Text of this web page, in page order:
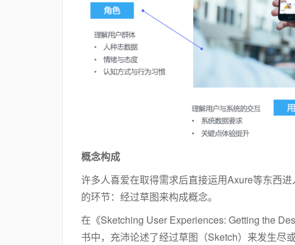
概念构成
许多人喜爱在取得需求后直接运用Axure等东西
的环节：经过草图来构成概念。
在《Sketching User Experiences: Getting the
书中，充沛论述了经过草图（Sketch）来发生尽